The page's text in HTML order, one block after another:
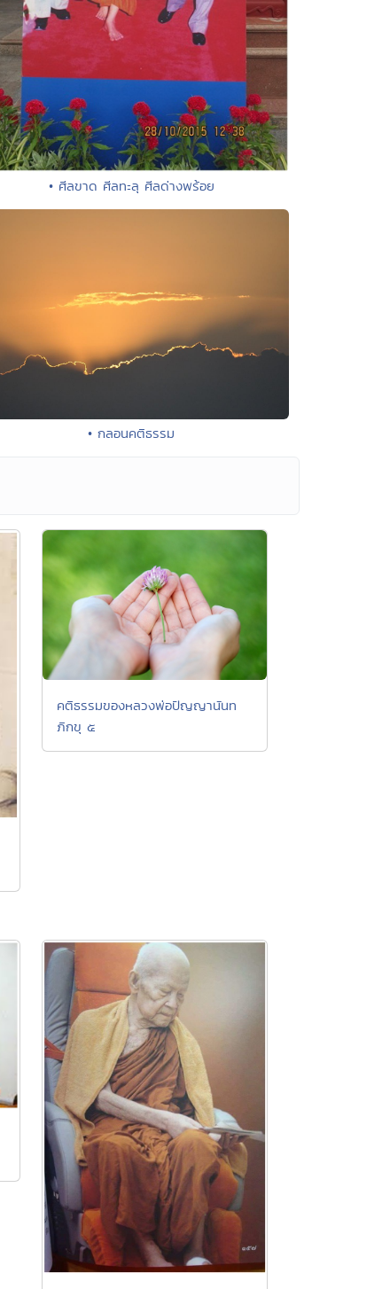
• ศีลขาด ศีลทะลุ ศีลด่างพร้อย
• กลอนคติธรรม
คติธรรมของหลวงพ่อปัญญานันท
ภิกขุ ๕